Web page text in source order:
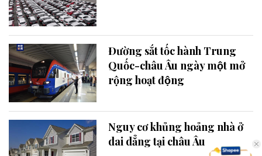
Đường sắt tốc hành Trung
Quốc-châu Âu ngày một mở
rộng hoạt động
Nguy cơ khủng hoảng nhà ở
dai dẳng tại châu Âu